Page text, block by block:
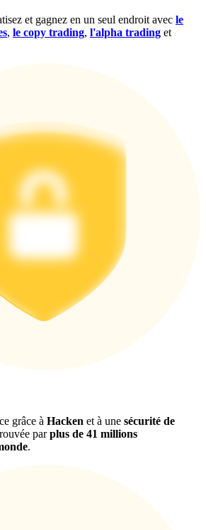
et gagnez en un seul endroit avec le
, le copy trading, l'alpha trading et
grâce à Hacken et à une sécurité de
parplus de 41 millions
.